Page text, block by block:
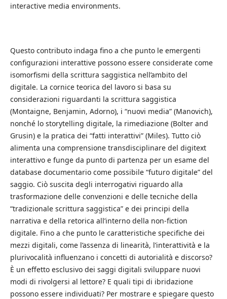
interactive media environments.
Questo contributo indaga fino a che punto le emergenti
configurazioni interattive possono essere considerate come
isomorfismi della scrittura saggistica nell’ambito del
digitale. La cornice teorica del lavoro si basa su
considerazioni riguardanti la scrittura saggistica
(Montaigne, Benjamin, Adorno), i “nuovi media” (Manovich),
nonché lo storytelling digitale, la rimediazione (Bolter and
Grusin) e la pratica dei “fatti interattivi” (Miles). Tutto ciò
alimenta una comprensione transdisciplinare del digitext
interattivo e funge da punto di partenza per un esame del
database documentario come possibile “futuro digitale” del
saggio. Ciò suscita degli interrogativi riguardo alla
trasformazione delle convenzioni e delle tecniche della
“tradizionale scrittura saggistica” e dei principi della
narrativa e della retorica all’interno della non-fiction
digitale. Fino a che punto le caratteristiche specifiche dei
mezzi digitali, come l’assenza di linearità, l’interattività e la
plurivocalità influenzano i concetti di autorialità e discorso?
È un effetto esclusivo dei saggi digitali sviluppare nuovi
modi di rivolgersi al lettore? E quali tipi di ibridazione
possono essere individuati? Per mostrare e spiegare questo